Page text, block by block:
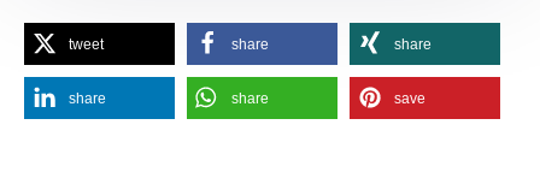
tweet share share
share share save